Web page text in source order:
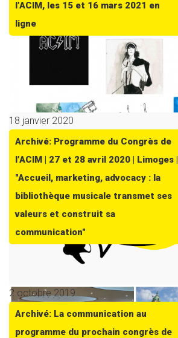
l’ACIM, les 15 et 16 mars 2021 en
ligne
18 janvier 2020
Archivé: Programme du Congrès de
l’ACIM | 27 et 28 avril 2020 | Limoges |
"Accueil, marketing, advocacy : la
bibliothèque musicale transmet ses
valeurs et construit sa
communication"
2 octobre 2019
Archivé: La communication au
programme du prochain congrès de